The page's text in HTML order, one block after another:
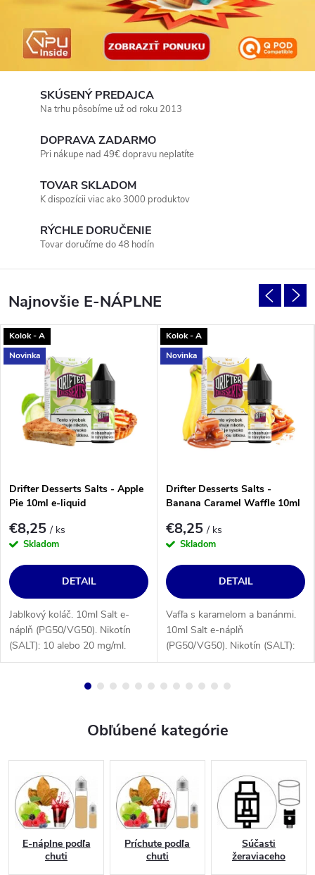
SKÚSENÝ PREDAJCA
Na trhu pôsobíme už od roku 2013
DOPRAVA ZADARMO
Pri nákupe nad 49€ dopravu neplatíte
TOVAR SKLADOM
K dispozícii viac ako 3000 produktov
RÝCHLE DORUČENIE
Tovar doručíme do 48 hodín
Najnovšie E-NÁPLNE
Kolok - A
Novinka
Drifter Desserts Salts - Apple
Pie 10ml e-liquid
€8,25/ ks
Skladom
DETAIL
Jablkový koláč. 10ml Salt e-
náplň (PG50/VG50). Nikotín
(SALT): 10 alebo 20 mg/ml.
Kolok - A
Novinka
Drifter Desserts Salts -
Banana Caramel Waffle 10ml
€8,25/ ks
Skladom
DETAIL
Vafľa s karamelom a banánmi.
10ml Salt e-náplň
(PG50/VG50). Nikotín (SALT):
10 alebo 20 mg/ml.
Obľúbené kategórie
E-náplne podľa
chuti
Príchute podľa
chuti
Súčasti
žeraviaceho